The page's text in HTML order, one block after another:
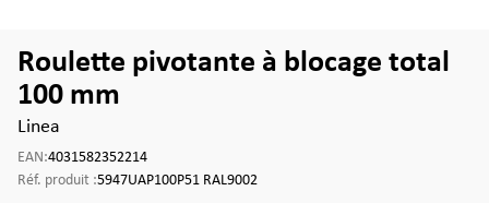
Roulette pivotante à blocage total
100 mm
Linea
EAN:4031582352214
Réf. produit :5947UAP100P51 RAL9002